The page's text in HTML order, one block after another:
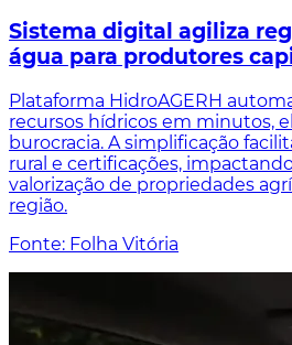
Sistema digital agiliza
água para produtores
Plataforma HidroAGERH
recursos hídricos em minutos,
burocracia. A simplificação
rural e certificações,
valorização de propriedades
região.
Fonte: Folha Vitória